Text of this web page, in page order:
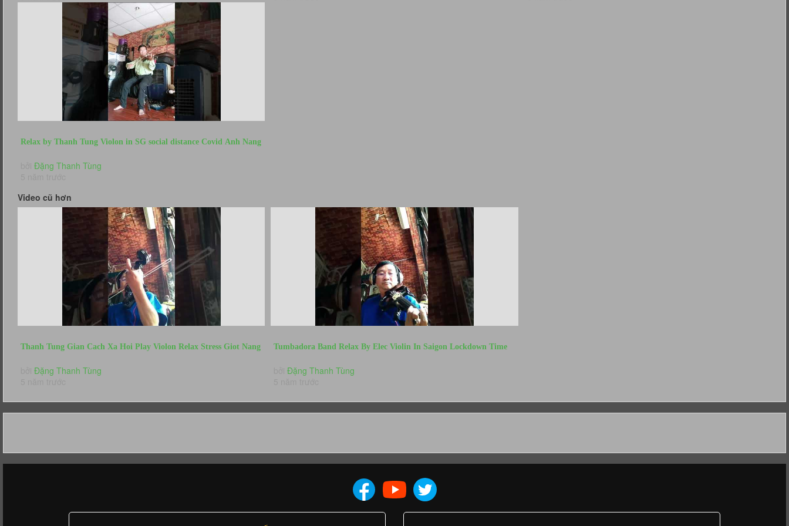
Relax by Thanh Tung Violon in SG social distance Covid Anh Nang
Cua Anh...
Đặng Thanh Tùng
Video cũ hơn
Thanh Tung Gian Cach Xa Hoi Play Violon Relax Stress Giot Nang
Ben Them
Đặng Thanh Tùng
Tumbadora Band Relax By Elec Violin In Saigon Lockdown Time
Giac Mo Trua
bởiĐặng Thanh Tùng